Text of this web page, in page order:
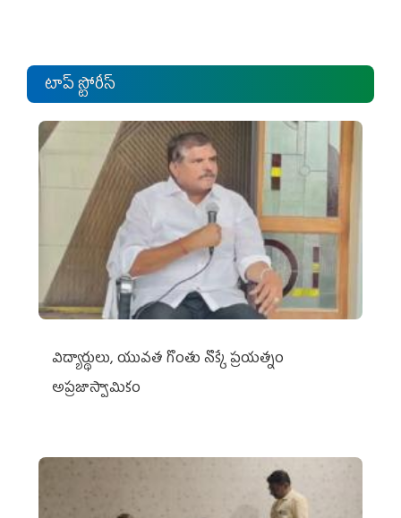
టాప్ స్టోరీస్
విద్యార్థులు, యువత గొంతు నొక్కే ప్రయత్నం
అప్రజాస్వామికం